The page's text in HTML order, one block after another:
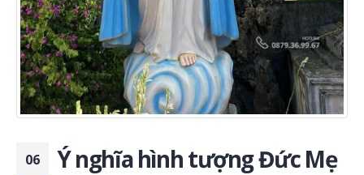
06
Ý nghĩa hình tượng Đức Mẹ